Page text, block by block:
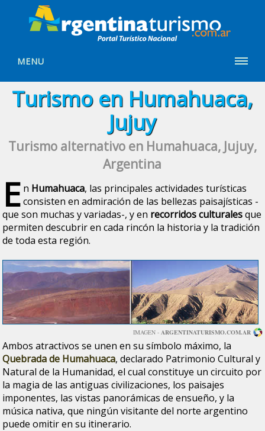
MENU
Turismo en Humahuaca,
Jujuy
Turismo alternativo en Humahuaca, Jujuy,
Argentina
E n Humahuaca, las principales actividades turísticas
consisten en admiración de las bellezas paisajísticas -
que son muchas y variadas-, y en recorridos culturalesque
permiten descubrir en cada rincón la historia y la tradición
de toda esta región.
IMAGEN - ARGENTINATURISMO.COM.AR
Ambos atractivos se unen en su símbolo máximo, la
Quebrada de Humahuaca, declarado Patrimonio Cultural y
Natural de la Humanidad, el cual constituye un circuito por
la magia de las antiguas civilizaciones, los paisajes
imponentes, las vistas panorámicas de ensueño, y la
música nativa, que ningún visitante del norte argentino
puede omitir en su itinerario.